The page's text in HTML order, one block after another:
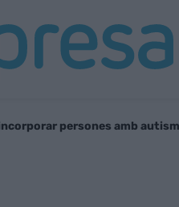
persones amb